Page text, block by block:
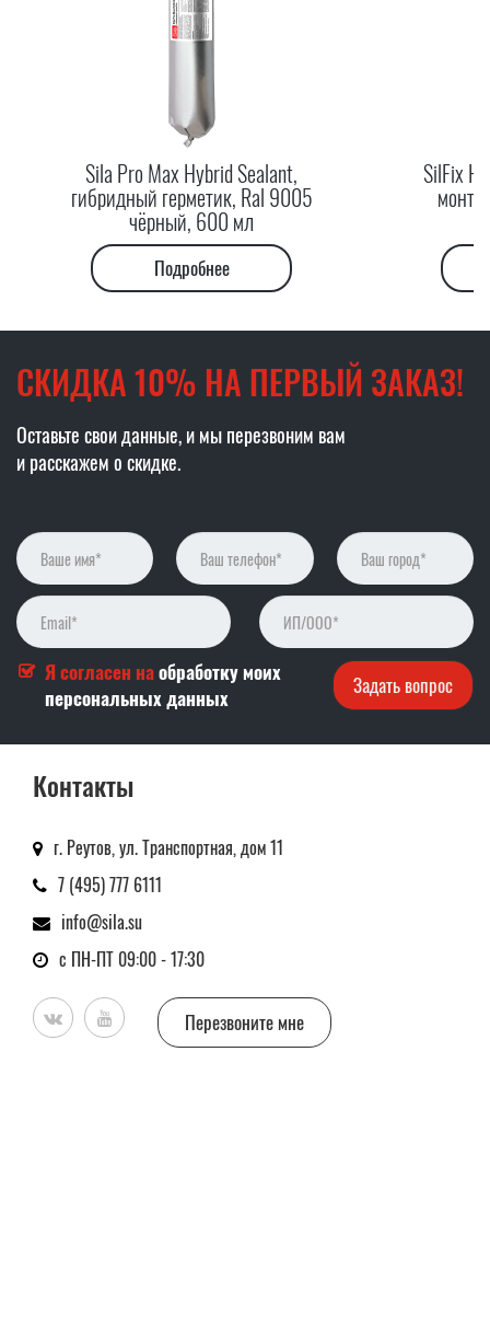
Sila Pro Max Hybrid Sealant,
гибридный герметик, Ral 9005
чёрный, 600 мл
Подробнее
SilFix
СКИДКА 10% НА ПЕРВЫЙ ЗАКАЗ!
Оставьте свои данные, и мы перезвоним вам
и расскажем о скидке.
Я согласен наобработку моих
персональных данных
Контакты
г. Реутов, ул. Транспортная, дом 11
7 (495) 777 6111
info@sila.su
с ПН-ПТ 09:00 - 17:30
Перезвоните мне